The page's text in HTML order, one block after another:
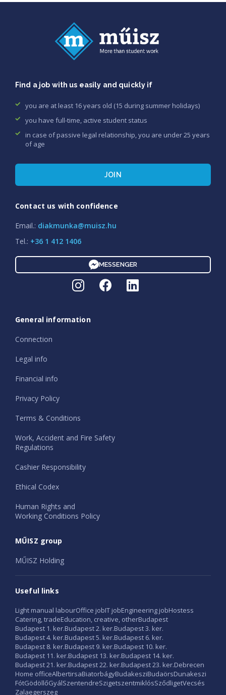
Find a job with us easily and quickly if
you are at least 16 years old (15 during summer holidays)
you have full-time, active student status
in case of passive legal relationship, you are under 25 years
of age
JOIN
Contact us with confidence
Email.: diakmunka@muisz.hu
Tel.: +36 1 412 1406
MESSENGER
General information
Connection
Legal info
Financial info
Privacy Policy
Terms & Conditions
Work, Accident and Fire Safety
Regulations
Cashier Responsibility
Ethical Codex
Human Rights and
Working Conditions Policy
MŰISZ group
MŰISZ Holding
Useful links
Light manual labourOffice jobIT jobEngineering jobHostess
Catering, tradeEducation, creative, otherBudapest
Budapest 1. ker.Budapest 2. ker.Budapest 3. ker.
Budapest 4. ker.Budapest 5. ker.Budapest 6. ker.
Budapest 8. ker.Budapest 9. ker.Budapest 10. ker.
Budapest 11. ker.Budapest 13. ker.Budapest 14. ker.
Budapest 21. ker.Budapest 22. ker.Budapest 23. ker.Debrecen
Home officeAlbertirsaBiatorbágyBudakesziBudaörsDunakeszi
FótGödöllőGyálSzentendreSzigetszentmiklósSződligetVecsés
Zalaegerszeg